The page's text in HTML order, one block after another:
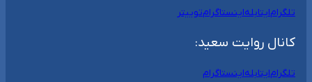
تلگرامایتابلهاینستاگرامتوییتر
کانال روایت سعید:
تلگرامایتابلهاینستاگرام